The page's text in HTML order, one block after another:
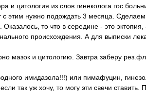
и цитология из слов гинеколога
с этим нужно подождать 3 месяца.
то что в середине - это
происхождения. А для выписки
мазок и цитологию. Завтра заберу
имидазола!!!) или пимафуцин,
так уж хочу, то могу эти свечи ставить.